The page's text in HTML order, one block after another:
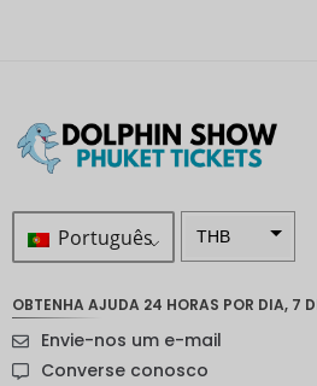
Português THB
sueca
OBTENHA AJUDA 24 HORAS POR DIA, 7
Envie-nos um e-mail
Converse conosco